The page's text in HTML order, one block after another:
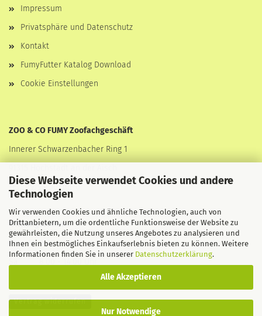
Diese Webseite verwendet Cookies und andere
Technologien
Wir verwenden Cookies und ähnliche Technologien, auch von
Drittanbietern, um die ordentliche Funktionsweise der Website zu
gewährleisten, die Nutzung unseres Angebotes zu analysieren und
Ihnen ein bestmögliches Einkaufserlebnis bieten zu können. Weitere
Informationen finden Sie in unserer Datenschutzerklärung.
Alle Akzeptieren
Nur Notwendige
Impressum
Privatsphäre und Datenschutz
Kontakt
FumyFutter Katalog Download
Cookie Einstellungen
ZOO & CO FUMY Zoofachgeschäft
Innerer Schwarzenbacher Ring 1
Tel.: 09193-507161-0
Öffnungszeiten :
Mo - Fr 8.00 - 18.30 Uhr
Vertrag widerrufen